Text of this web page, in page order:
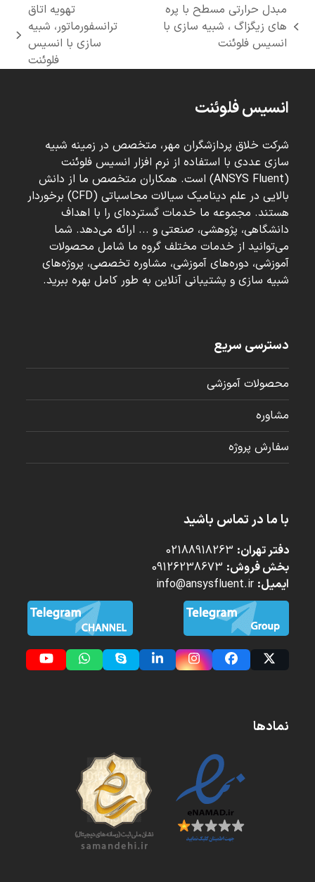
previous
post:
مبدل حرارتی مسطح با پره
های زیگزاگ ، شبیه سازی با
انسیس فلوئنت
تهویه اتاق
ترانسفورماتور، شبیه
سازی با انسیس
فلوئنت
انسیس فلوئنت
شرکت خلاق پردازشگران مهر، متخصص در زمینه شبیه
سازی عددی با استفاده از نرم افزار انسیس فلوئنت
(ANSYS Fluent) است. همکاران متخصص ما از دانش
بالایی در علم دینامیک سیالات محاسباتی (CFD) برخوردار
هستند. مجموعه ما خدمات گسترده‌ای را با اهداف
دانشگاهی، پژوهشی، صنعتی و ... ارائه می‌دهد. شما
می‌توانید از خدمات مختلف گروه ما شامل محصولات
آموزشی، دوره‌های آموزشی، مشاوره تخصصی، پروژه‌های
شبیه سازی و پشتیبانی آنلاین به طور کامل بهره ببرید.
دسترسی سریع
محصولات آموزشی
مشاوره
سفارش پروژه
با ما در تماس باشید
دفتر تهران:
بخش فروش:
ایمیل: info@ansysfluent.ir
Twitter
Facebook
Instagram
LinkedIn
Skype
Whatsapp
نمادها